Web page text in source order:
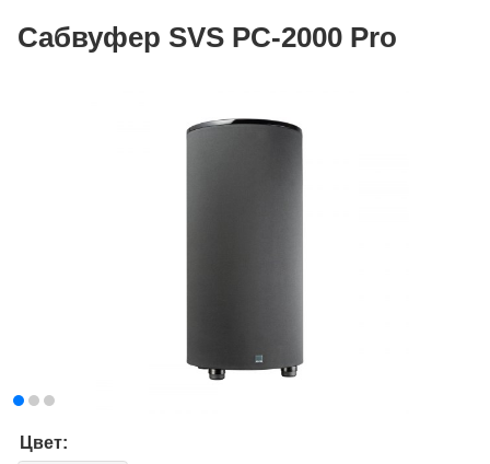
Сабвуфер SVS PC-2000 Pro
Цвет: